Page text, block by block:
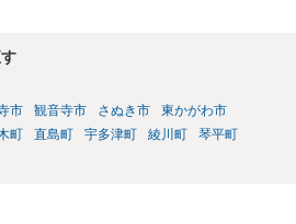
所」というのがプロバイダの代理人の事
示請求者の代理人の事務所なのかが不明
類の再送要請にはあまり意味はなく、
告として提訴に至る可能性も考える必
との夫婦関係の状況（別居中なのか、夫
夫へ嘘をついたのか等）がよくわから
市 観音寺市 さぬき市
東かがわ市
町 直島町 宇多津町 綾川町
琴平町